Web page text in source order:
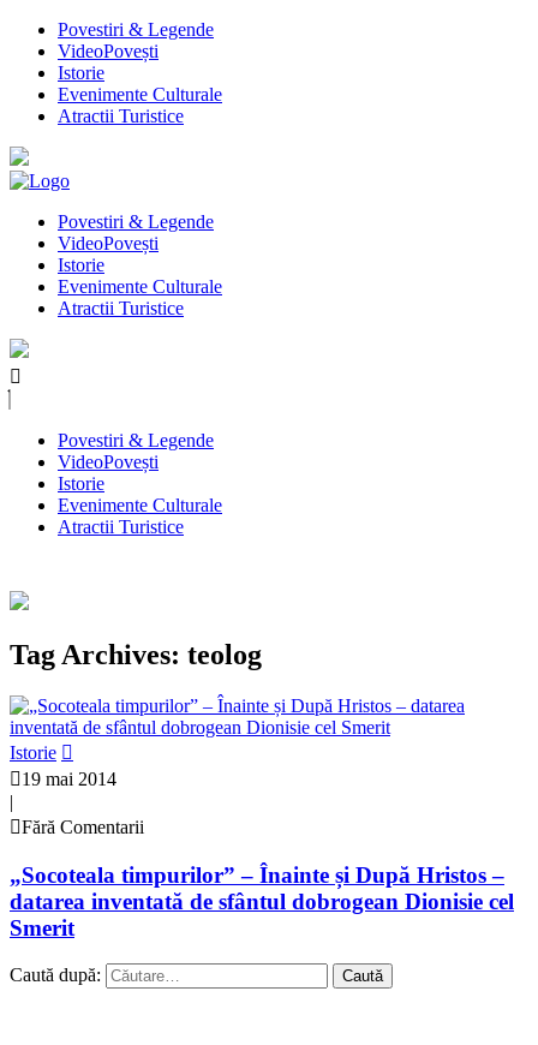
Povestiri & Legende
VideoPovești
Istorie
Evenimente Culturale
Atractii Turistice
Povestiri & Legende
VideoPovești
Istorie
Evenimente Culturale
Atractii Turistice
Povestiri & Legende
VideoPovești
Istorie
Evenimente Culturale
Atractii Turistice
Tag Archives: teolog
Istorie
19 mai 2014
|
Fără Comentarii
„Socoteala timpurilor” – Înainte și După Hristos –
datarea inventată de sfântul dobrogean Dionisie cel
Smerit
Caută după: